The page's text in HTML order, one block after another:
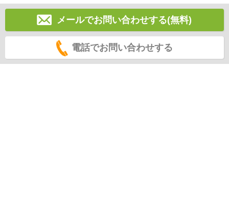
メールでお問い合わせする(無料)
電話でお問い合わせする